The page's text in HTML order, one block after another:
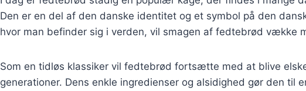
Den er en del af den danske identitet og et symbol på den
hvor man befinder sig i verden, vil smagen af fedtebrød vække
Som en tidløs klassiker vil fedtebrød fortsætte med at blive
generationer. Dens enkle ingredienser og alsidighed gør den til